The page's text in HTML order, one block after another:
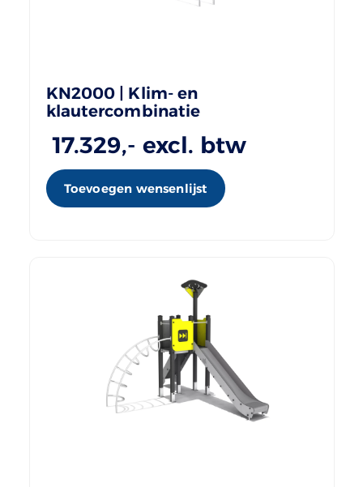
KN2000 | Klim- en
klautercombinatie
17.329,- excl. btw
Toevoegen wensenlijst